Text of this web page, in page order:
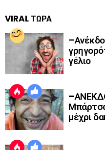
VIRAL ΤΩΡΑ
γέλιο
μέχρι